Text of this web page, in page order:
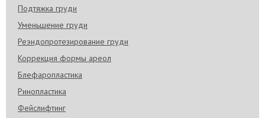
Подтяжка груди
Уменьшение груди
Реэндопротезирование груди
Коррекция формы ареол
Блефаропластика
Ринопластика
Фейслифтинг